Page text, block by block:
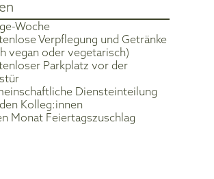
Woche
Verpflegung und Getränke
vegan oder vegetarisch)
Parkplatz vor der
Diensteinteilung
Kolleg:innen
Monat Feiertagszuschlag